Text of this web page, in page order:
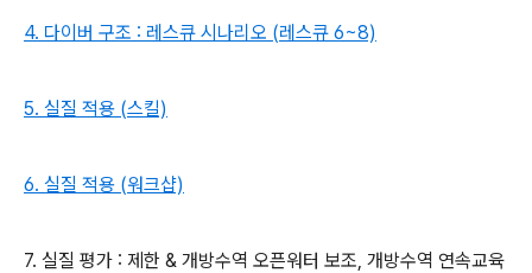
4. 다이버 구조 : 레스큐 시나리오 (레스큐 6~8)
5. 실질 적용 (스킬)
6. 실질 적용 (워크샵)
7. 실질 평가 : 제한 & 개방수역 오픈워터 보조, 개방수역 연속교육